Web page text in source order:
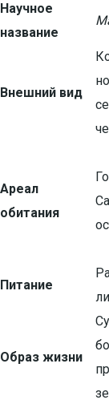
Научное
название
Внешний вид
Ареал
обитания
Питание
Образ жизни